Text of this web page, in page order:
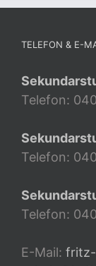
TELEFON & E-
Telefon:
Telefon:
Telefon:
E-Mail: fritz-